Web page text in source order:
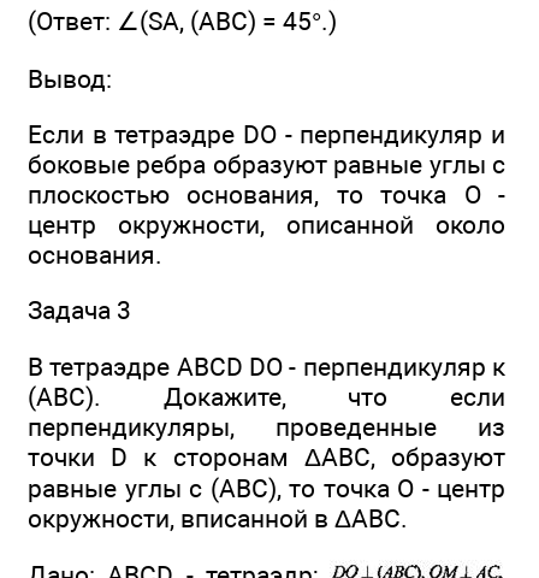
(Ответ: ∠(SA, (ABC) = 45°.)
Вывод:
Если в тетраэдре DO - перпендикуляр и
боковые ребра образуют равные углы с
плоскостью основания, то точка О -
центр окружности, описанной около
основания.
Задача 3
В тетраэдре ABCD DO - перпендикуляр к
(ABC). Докажите, что если
перпендикуляры, проведенные из
точки D к сторонам ΔABC, образуют
равные углы с (ABC), то точка О - центр
окружности, вписанной в ΔАВС.